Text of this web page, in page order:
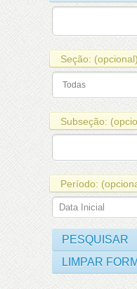
Seção: (opcional)
Subseção:
Período: